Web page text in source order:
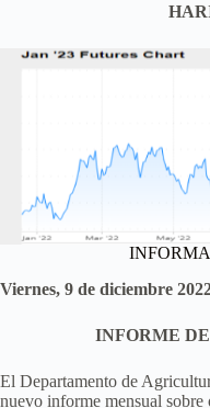
Viernes, 9 de diciembre
INFORME
El Departamento de
nuevo informe mensual